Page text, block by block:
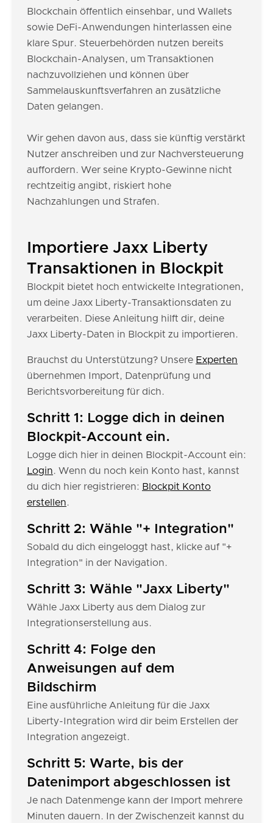
Blockchain öffentlich einsehbar, und Wallets
sowie DeFi-Anwendungen hinterlassen eine
klare Spur. Steuerbehörden nutzen bereits
Blockchain-Analysen, um Transaktionen
nachzuvollziehen und können über
Sammelauskunftsverfahren an zusätzliche
Daten gelangen.
Wir gehen davon aus, dass sie künftig verstärkt
Nutzer anschreiben und zur Nachversteuerung
auffordern. Wer seine Krypto-Gewinne nicht
rechtzeitig angibt, riskiert hohe
Nachzahlungen und Strafen.
Importiere Jaxx Liberty
Transaktionen in Blockpit
Blockpit bietet hoch entwickelte Integrationen,
um deine Jaxx Liberty-Transaktionsdaten zu
verarbeiten. Diese Anleitung hilft dir, deine
Jaxx Liberty-Daten in Blockpit zu importieren.
Brauchst du Unterstützung? Unsere Experten
übernehmen Import, Datenprüfung und
Berichtsvorbereitung für dich.
Schritt 1: Logge dich in deinen
Blockpit-Account ein.
Logge dich hier in deinen Blockpit-Account ein:
Login. Wenn du noch kein Konto hast, kannst
du dich hier registrieren: Blockpit Konto
erstellen.
Schritt 2: Wähle "+ Integration"
Sobald du dich eingeloggt hast, klicke auf "+
Integration" in der Navigation.
Schritt 3: Wähle "Jaxx Liberty"
Wähle Jaxx Liberty aus dem Dialog zur
Integrationserstellung aus.
Schritt 4: Folge den
Anweisungen auf dem
Bildschirm
Eine ausführliche Anleitung für die Jaxx
Liberty-Integration wird dir beim Erstellen der
Integration angezeigt.
Schritt 5: Warte, bis der
Datenimport abgeschlossen ist
Je nach Datenmenge kann der Import mehrere
Minuten dauern. In der Zwischenzeit kannst du